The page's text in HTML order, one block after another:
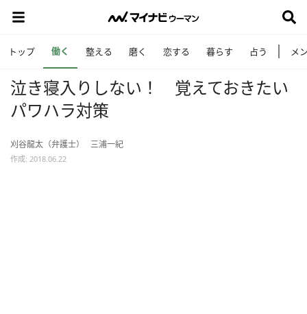
トップ 働く 整える 磨く 恋する 暮らす 占う メ
泣き寝入りしない！ 覚えておきたい
パワハラ対策
刈谷龍太（弁護士） 三浦一紀
作成: 2018.06.22